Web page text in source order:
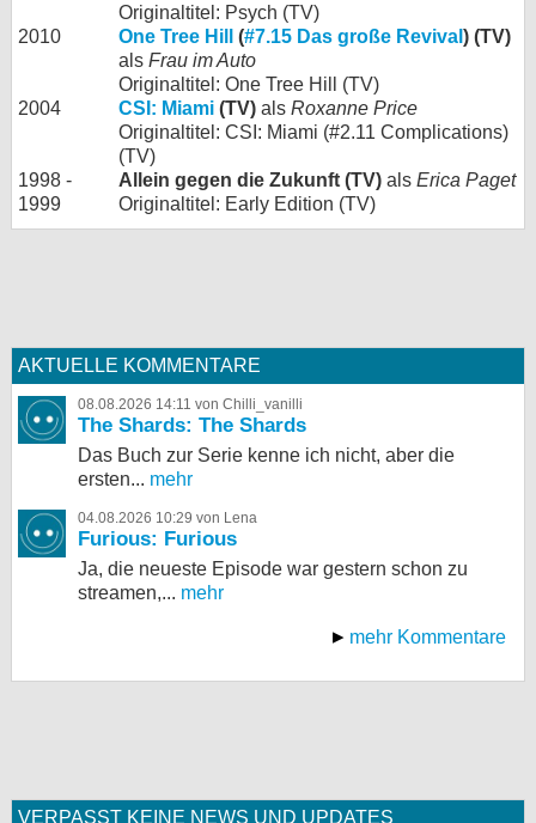
Originaltitel: Psych (TV)
2010
One Tree Hill (#7.15 Das große Revival ) (TV)
als Frau im Auto
Originaltitel: One Tree Hill (TV)
2004
CSI: Miami (TV) als Roxanne Price
Originaltitel: CSI: Miami (#2.11 Complications)
(TV)
1998 -
1999
Allein gegen die Zukunft (TV) als Erica Paget
Originaltitel: Early Edition (TV)
AKTUELLE KOMMENTARE
08.08.2026 14:11 von Chilli_vanilli
The Shards: The Shards
Das Buch zur Serie kenne ich nicht, aber die
ersten... mehr
04.08.2026 10:29 von Lena
Furious: Furious
Ja, die neueste Episode war gestern schon zu
streamen,... mehr
mehr Kommentare
VERPASST KEINE NEWS UND UPDATES